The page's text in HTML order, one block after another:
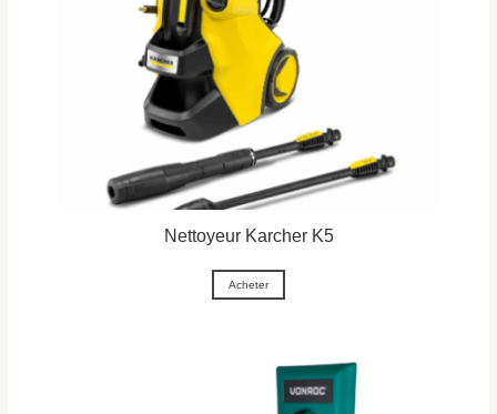
Nettoyeur Karcher K5
Acheter